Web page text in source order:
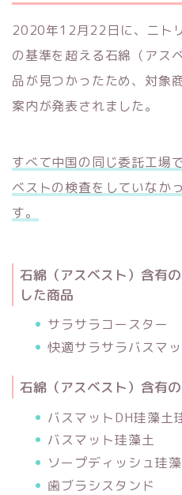
2020年12月22日に、ニト
の基準を超える石綿（アス
品が見つかったため、対象
案内が発表されました。
すべて中国の同じ委託工場
ベストの検査をしていなか
す。
石綿（アスベスト）含有
した商品
サラサラコースター
快適サラサラバスマ
石綿（アスベスト）含有
バスマットDH珪藻土
バスマット珪藻土
ソープディッシュ珪
歯ブラシスタンド